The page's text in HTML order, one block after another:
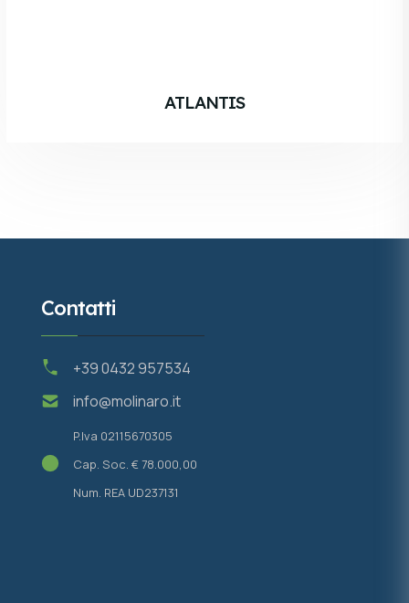
ATLANTIS
Contatti
+39 0432 957534
info@molinaro.it
P.Iva 02115670305
Cap. Soc. € 78.000,00
Num. REA UD237131